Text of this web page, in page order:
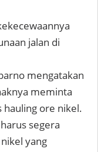
jalan di
mengatakan
meminta
ore nikel.
segera
yang